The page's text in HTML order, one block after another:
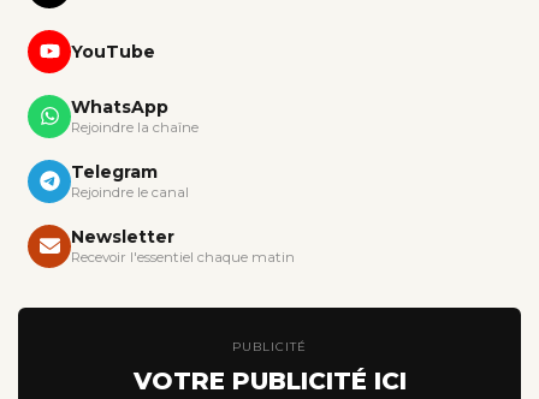
YouTube
WhatsApp
Rejoindre la chaîne
Telegram
Rejoindre le canal
Newsletter
Recevoir l'essentiel chaque matin
PUBLICITÉ
VOTRE PUBLICITÉ ICI